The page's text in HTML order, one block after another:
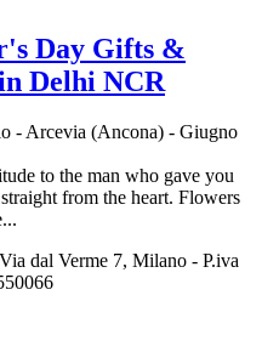
Day Gifts &
Delhi NCR
-Arcevia (Ancona) - Giugno
to the man who gave you
from the heart. Flowers
dal Verme 7, Milano - P.iva